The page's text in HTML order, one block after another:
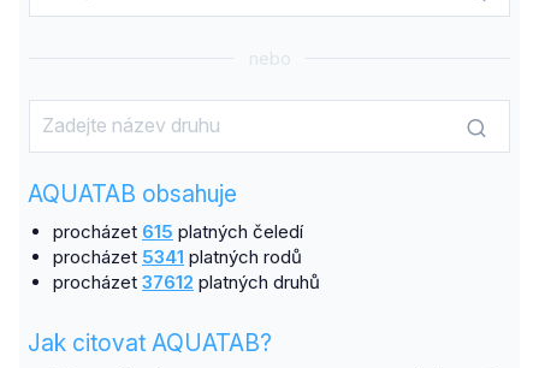
nebo
AQUATAB obsahuje
procházet 615 platných čeledí
procházet 5341 platných rodů
procházet 37612 platných druhů
Jak citovat AQUATAB?